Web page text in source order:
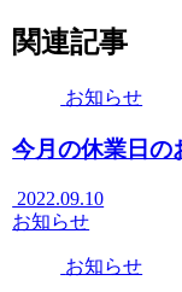
関連記事
お知らせ
今月の休業日の
2022.09.10
お知らせ
お知らせ